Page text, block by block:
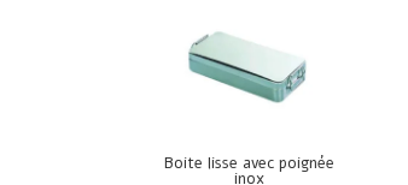
Boite lisse avec poignée
inox